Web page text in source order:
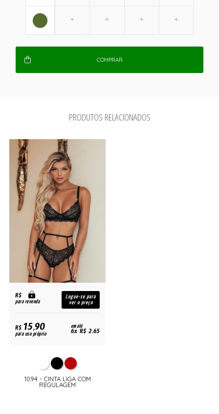
COMPRAR
PRODUTOS RELACIONADOS
R$
para revenda
Logue-se para
ver o preço
R$15,90
para uso próprio
em até
6x R$ 2,65
1094 - CINTA LIGA COM
REGULAGEM